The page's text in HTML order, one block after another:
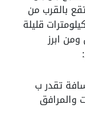
بالقرب من
قليلة
ابرز
تقدر ب
والمرافق